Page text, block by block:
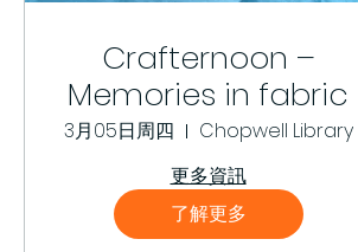
Crafternoon –
Memories in fabric
3月05日周四
Chopwell Library
更多資訊
了解更多